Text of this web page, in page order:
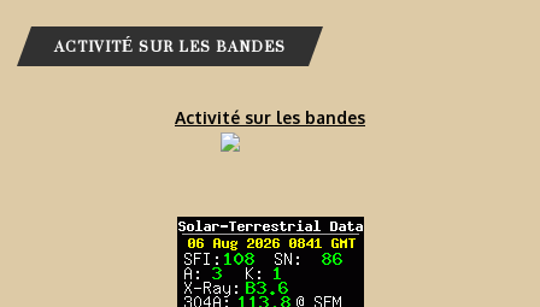
ACTIVITÉ SUR LES BANDES
Activité sur les bandes